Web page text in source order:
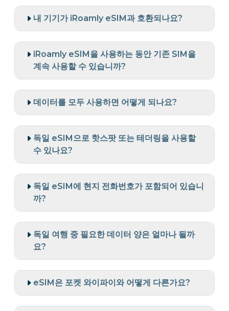
내 기기가 iRoamly eSIM과 호환되나요?
iRoamly eSIM을 사용하는 동안 기존 SIM을
계속 사용할 수 있습니까?
데이터를 모두 사용하면 어떻게 되나요?
독일 eSIM으로 핫스팟 또는 테더링을 사용할
수 있나요?
독일 eSIM에 현지 전화번호가 포함되어 있습니
까?
독일 여행 중 필요한 데이터 양은 얼마나 될까
요?
eSIM은 포켓 와이파이와 어떻게 다른가요?